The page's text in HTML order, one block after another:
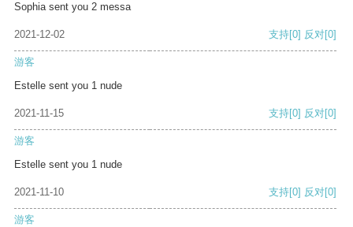
Sophia sent you 2 messa
2021-12-02 支持[0] 反对[0]
游客
Estelle sent you 1 nude
2021-11-15 支持[0] 反对[0]
游客
Estelle sent you 1 nude
2021-11-10 支持[0] 反对[0]
游客